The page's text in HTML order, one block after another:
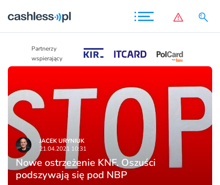
Partnerzy
wspierający
JACEK URYNIUK
21.04.2021 10:31
Nowe ostrzeżenie KNF. Oszuści
podszywają się pod NBP